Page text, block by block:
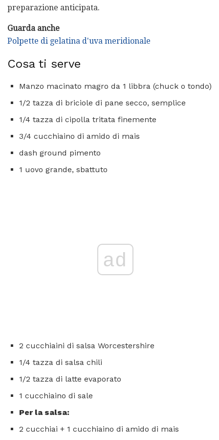
preparazione anticipata.
Guarda anche
Polpette di gelatina d'uva meridionale
Cosa ti serve
Manzo macinato magro da 1 libbra (chuck o tondo)
1/2 tazza di briciole di pane secco, semplice
1/4 tazza di cipolla tritata finemente
3/4 cucchiaino di amido di mais
dash ground pimento
1 uovo grande, sbattuto
ad
2 cucchiaini di salsa Worcestershire
1/4 tazza di salsa chili
1/2 tazza di latte evaporato
1 cucchiaino di sale
Per la salsa:
2 cucchiai + 1 cucchiaino di amido di mais